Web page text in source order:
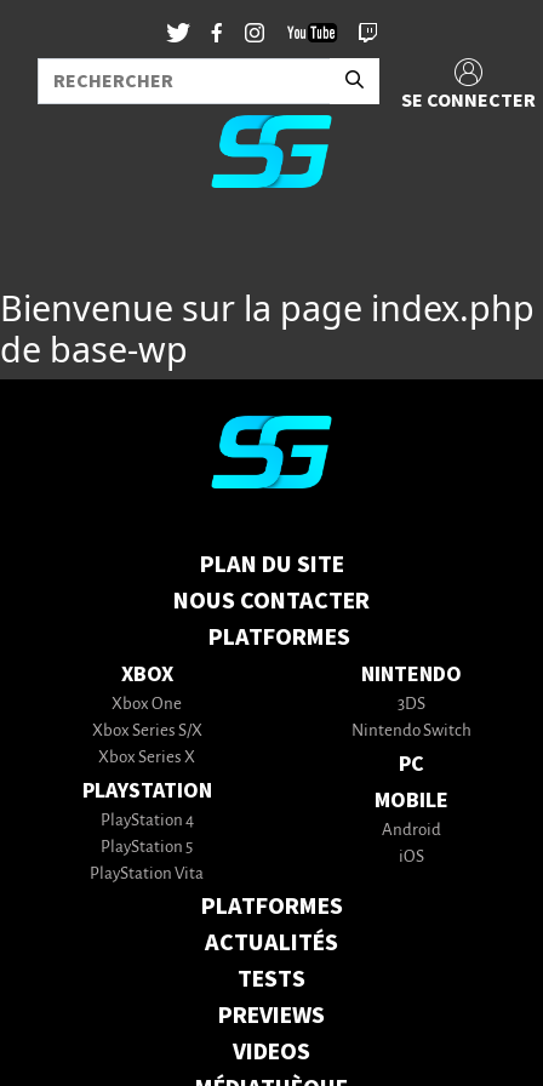
SE CONNECTER
Bienvenue sur la page index.php
de base-wp
PLAN DU SITE
NOUS CONTACTER
PLATFORMES
XBOX
Xbox One
Xbox Series S/X
Xbox Series X
PLAYSTATION
PlayStation 4
PlayStation 5
PlayStation Vita
NINTENDO
3DS
Nintendo Switch
PC
MOBILE
Android
iOS
PLATFORMES
ACTUALITÉS
TESTS
PREVIEWS
VIDEOS